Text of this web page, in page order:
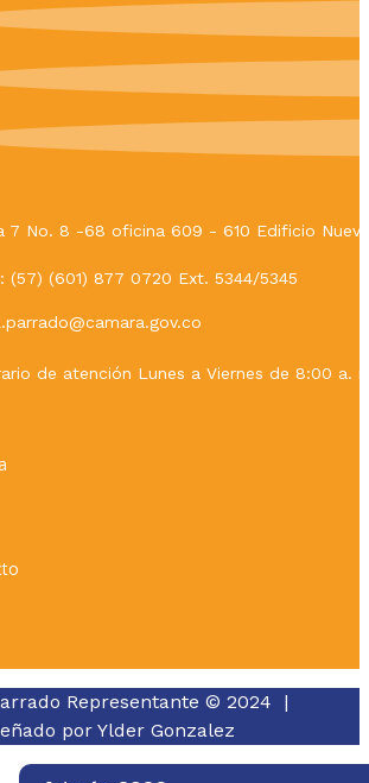
7 No. 8 -68 oficina 609 - 610 Edificio
(57) (601) 877 0720 Ext. 5344/5345
de atención Lunes a Viernes de 8:00 a.
Representante © 2024 |
por Ylder Gonzalez